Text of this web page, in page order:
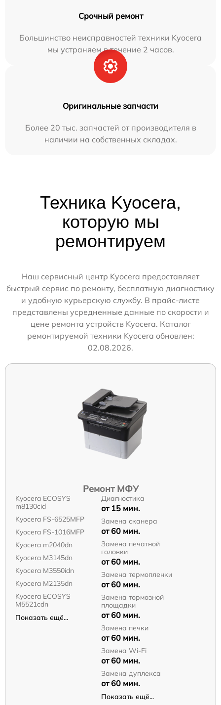
Срочный ремонт
Большинство неисправностей техники Kyocera
мы устраняем в течение 2 часов.
Оригинальные запчасти
Более 20 тыс. запчастей от производителя в
наличии на собственных складах.
Техника Kyocera,
которую мы
ремонтируем
Наш сервисный центр Kyocera предоставляет
быстрый сервис по ремонту, бесплатную диагностику
и удобную курьерскую службу. В прайс-листе
представлены усредненные данные по скорости и
цене ремонта устройств Kyocera. Каталог
ремонтируемой техники Kyocera обновлен:
02.08.2026.
Ремонт МФУ
Kyocera ECOSYS
m8130cid
Kyocera FS-6525MFP
Kyocera FS-1016MFP
Kyocera m2040dn
Kyocera M3145dn
Kyocera M3550idn
Kyocera M2135dn
Kyocera ECOSYS
M5521cdn
Показать ещё...
Диагностика
от 15 мин.
Замена сканера
от 60 мин.
Замена печатной
головки
от 60 мин.
Замена термопленки
от 60 мин.
Замена тормозной
площадки
от 60 мин.
Замена печки
от 60 мин.
Замена Wi-Fi
от 60 мин.
Замена дуплекса
от 60 мин.
Показать ещё...